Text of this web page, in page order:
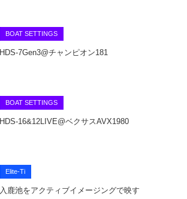
BOAT SETTINGS
HDS-7Gen3@チャンピオン181
BOAT SETTINGS
HDS-16&12LIVE@ベクサスAVX1980
Elite-Ti
入鹿池をアクティブイメージングで映す